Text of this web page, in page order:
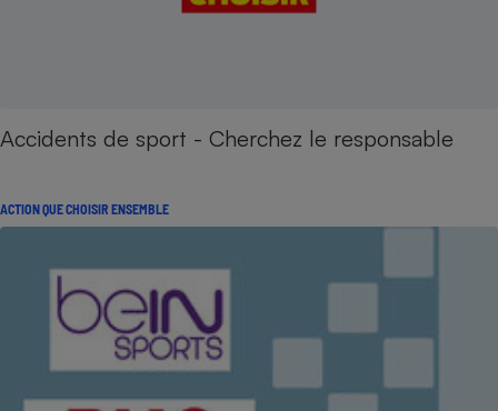
Accidents de sport - Cherchez le responsable
ACTION QUE CHOISIR ENSEMBLE